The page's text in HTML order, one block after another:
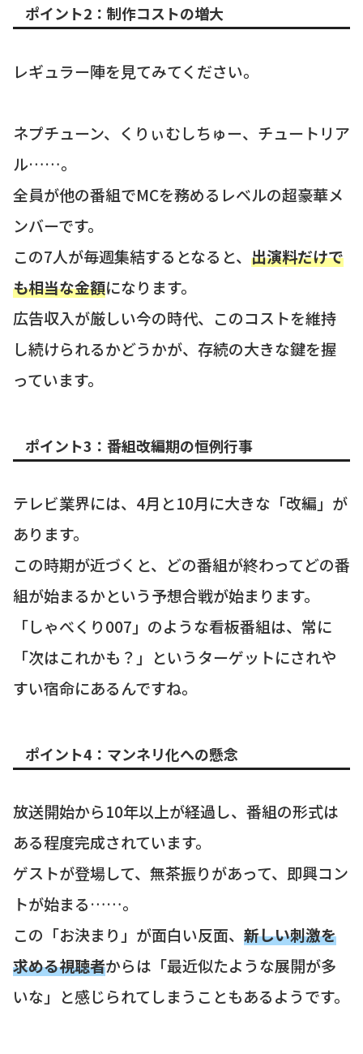
ポイント2：制作コストの増大
レギュラー陣を見てみてください。
ネプチューン、くりぃむしちゅー、チュートリア
ル……。
全員が他の番組でMCを務めるレベルの超豪華メ
ンバーです。
この7人が毎週集結するとなると、 出演料だけで
も相当な金額になります。
広告収入が厳しい今の時代、このコストを維持
し続けられるかどうかが、存続の大きな鍵を握
っています。
ポイント3：番組改編期の恒例行事
テレビ業界には、4月と10月に大きな「改編」が
あります。
この時期が近づくと、どの番組が終わってどの番
組が始まるかという予想合戦が始まります。
「しゃべくり007」のような看板番組は、常に
「次はこれかも？」というターゲットにされや
すい宿命にあるんですね。
ポイント4：マンネリ化への懸念
放送開始から10年以上が経過し、番組の形式は
ある程度完成されています。
ゲストが登場して、無茶振りがあって、即興コン
トが始まる……。
この「お決まり」が面白い反面、 新しい刺激を
求める視聴者からは「最近似たような展開が多
いな」と感じられてしまうこともあるようです。